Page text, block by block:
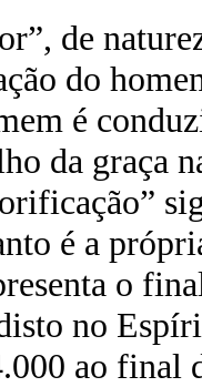
de
do
é
da graça
é a
o
no
ao final